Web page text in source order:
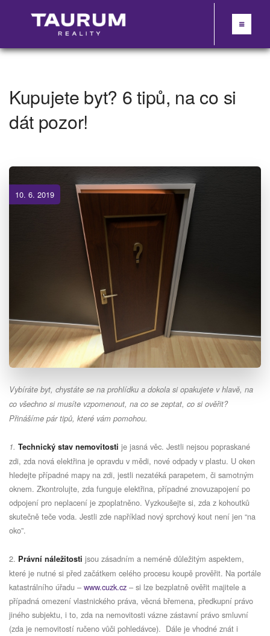
Kupujete byt? 6 tipů, na co si
dát pozor!
10. 6. 2019
Vybíráte byt, chystáte se na prohlídku a dokola si opakujete v hlavě, na
co všechno si musíte vzpomenout, na co se zeptat, co si ověřit?
Přinášíme pár tipů, které vám pomohou.
1. Technický stav nemovitosti je jasná věc. Jestli nejsou popraskané
zdi, zda nová elektřina je opravdu v mědi, nové odpady v plastu. U oken
hledejte případné mapy na zdi, jestli nezatéká parapetem, či samotným
oknem. Zkontrolujte, zda funguje elektřina, případné znovuzapojení po
odpojení pro neplacení je zpoplatněno. Vyzkoušejte si, zda z kohoutků
skutečně teče voda. Jestli zde například nový sprchový kout není jen “na
oko”.
2. Právní náležitosti jsou zásadním a neméně důležitým aspektem,
které je nutné si před začátkem celého procesu koupě prověřit. Na portále
katastrálního úřadu – www.cuzk.cz – si lze bezplatně ověřit majitele a
případná omezení vlastnického práva, věcná břemena, předkupní právo
jiného subjektu, i to, zda na nemovitosti vázne zástavní právo smluvní
(zda je nemovitostí ručeno vůči pohledávce). Dále je vhodné znát i